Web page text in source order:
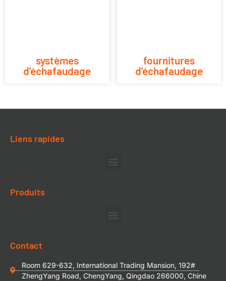
systèmes
d'échafaudage
fournitures
d'échafaudage
Liens rapides
Produits
Contact
Room 629-632, International Trading Mansion, 192#
ZhengYang Road, ChengYang, Qingdao 266000, Chine